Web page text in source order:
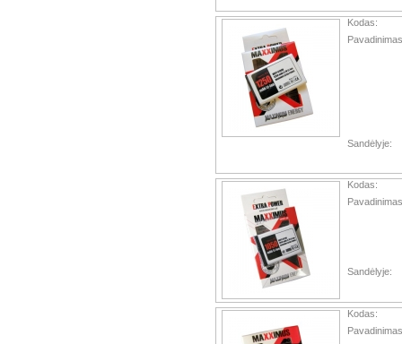
Kodas:
Sandėlyje:
Kodas:
Sandėlyje:
Kodas: